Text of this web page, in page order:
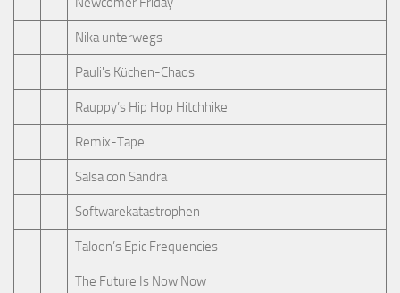
Nika unterwegs
Pauli's Küchen-Chaos
Rauppy’s Hip Hop Hitchhike
Remix-Tape
Salsa con Sandra
Softwarekatastrophen
Taloon’s Epic Frequencies
The Future Is Now Now